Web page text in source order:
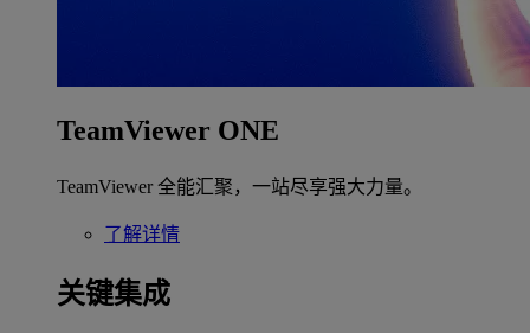
TeamViewer ONE
TeamViewer 全能汇聚，一站尽享强大力量。
了解详情
关键集成